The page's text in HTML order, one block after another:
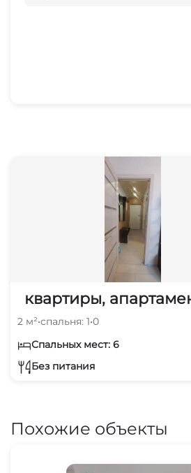
квартиры,
2 м²•спальня: 1•0
Спальных мест: 6
Без питания
Похожие объекты